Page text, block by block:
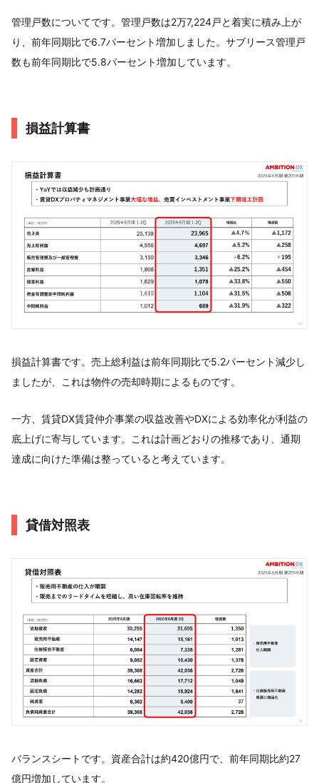
管理戸数についてです。管理戸数は2万7,224戸と着実に積み上が
り、前年同期比で6.7パーセント増加しました。サブリース管理戸
数も前年同期比で5.8パーセント増加しています。
損益計算書
損益計算書です。売上総利益は前年同期比で5.2パーセント減少し
ましたが、これは物件の売却時期によるものです。
一方、賃貸DX賃貸仲介事業の収益改善やDXによる効率化が利益の
底上げに寄与しています。これは計画どおりの推移であり、通期
達成に向けた準備は整っていると考えています。
貸借対照表
バランスシートです。資産合計は約420億円で、前年同期比約27
億円増加しています。